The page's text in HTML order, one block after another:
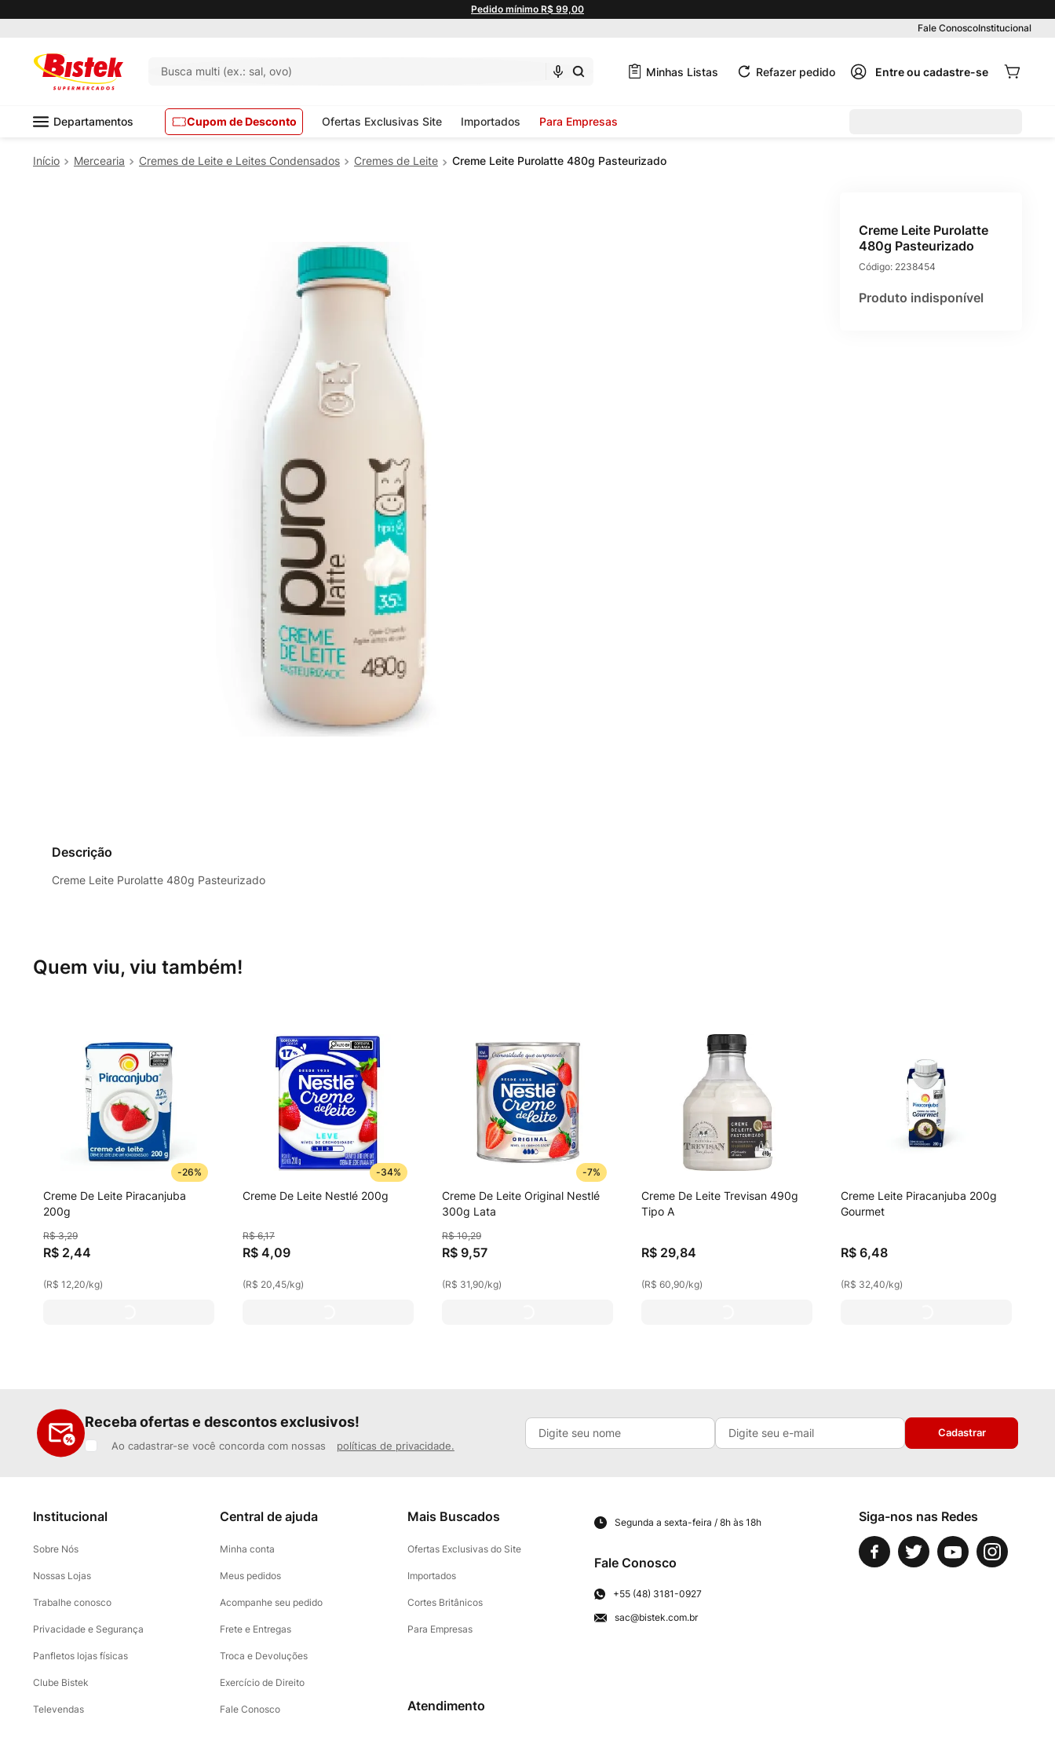
Pedido mínimo R$ 99,00
Fale ConoscoInstitucional
Busca multi (ex.: sal, ovo) Minhas Listas Refazer pedido
Departamentos Cupom de Desconto Ofertas Exclusivas Site Importados Para Empresas
Mercearia Cremes de Leite e Leites Condensados Cremes de Leite Creme Leite Purolatte 480g Pasteurizado
Creme Leite Purolatte
480g Pasteurizado
Código: 2238454
Produto indisponível
Descrição
Creme Leite Purolatte 480g Pasteurizado
Quem viu, viu também!
-26%
Creme De Leite Piracanjuba
200g
R$ 3,29
R$ 2,44
(R$ 12,20/kg)
-34%
Creme De Leite Nestlé 200g
R$ 6,17
R$ 4,09
(R$ 20,45/kg)
-7%
Creme De Leite Original Nestlé
300g Lata
R$ 10,29
R$ 9,57
(R$ 31,90/kg)
Creme De Leite Trevisan 490g
Tipo A
R$ 29,84
(R$ 60,90/kg)
Creme Leite Piracanjuba 200g
Gourmet
R$ 6,48
(R$ 32,40/kg)
Receba ofertas e descontos exclusivos!
Ao cadastrar-se você concorda com nossas políticas de privacidade.
Cadastrar
Institucional
Sobre Nós
Nossas Lojas
Trabalhe conosco
Privacidade e Segurança
Panfletos lojas físicas
Clube Bistek
Televendas
Central de ajuda
Minha conta
Meus pedidos
Acompanhe seu pedido
Frete e Entregas
Troca e Devoluções
Exercício de Direito
Fale Conosco
Mais Buscados
Ofertas Exclusivas do Site
Importados
Cortes Britânicos
Para Empresas
Atendimento
Segunda a sexta-feira / 8h às 18h
Fale Conosco
+55 (48) 3181-0927
sac@bistek.com.br
Siga-nos nas Redes